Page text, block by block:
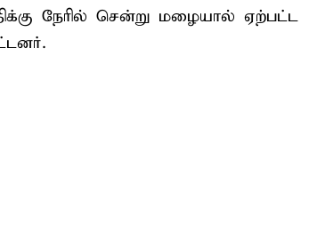
நேரில் சென்று மழையால் ஏற்பட்ட